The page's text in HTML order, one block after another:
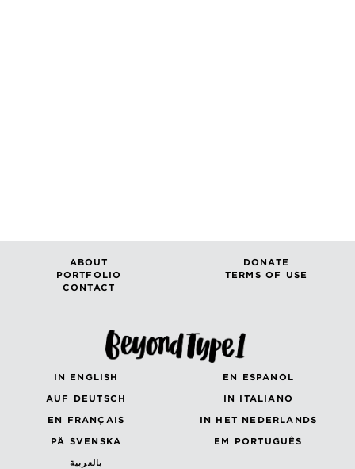
ABOUT
DONATE
PORTFOLIO
TERMS OF USE
CONTACT
IN ENGLISH
EN ESPANOL
AUF DEUTSCH
IN ITALIANO
EN FRANÇAIS
IN HET NEDERLANDS
PÅ SVENSKA
EM PORTUGUÊS
بالعربية